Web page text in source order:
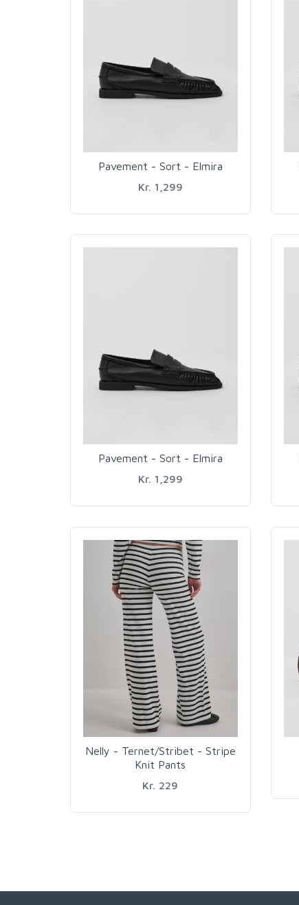
Pavement - Sort - Elmira
Kr. 1,299
Pavement - Sort - Elmira
Kr. 1,299
Nelly - Ternet/Stribet - Stripe
Knit Pants
Kr. 229